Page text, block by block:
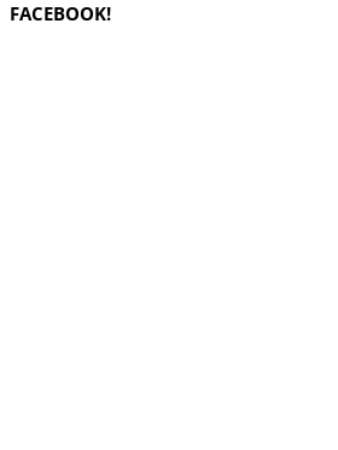
FACEBOOK!